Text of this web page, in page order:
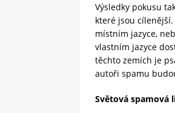
Výsledky pokusu
které jsou
místním jazyce,
vlastním jazyce
těchto zemích je
autoři spamu
Světová spamová